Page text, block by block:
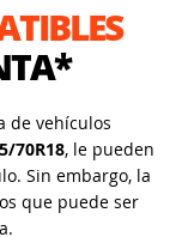
de vehículos
70R18, le pueden
Sin embargo, la
que puede ser